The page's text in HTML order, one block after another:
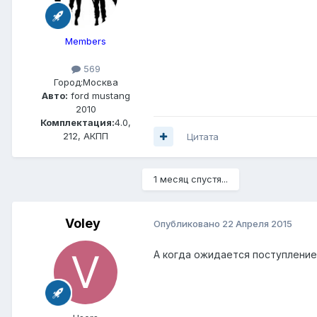
Members
569
Город:Москва
Авто: ford mustang
2010
Комплектация:4.0,
212, АКПП
Цитата
1 месяц спустя...
Voley Опубликовано 22 Апреля 2015
А когда ожидается